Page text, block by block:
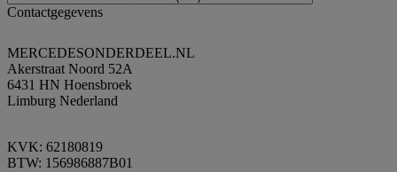
Contactgegevens
MERCEDESONDERDEEL.NL
Akerstraat Noord 52A
6431 HN Hoensbroek
Limburg Nederland
KVK: 62180819
BTW: 156986887B01